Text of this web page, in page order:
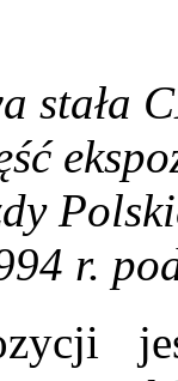
stała
r.